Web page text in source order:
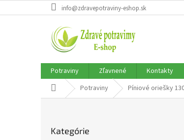
na
info@zdravepotraviny-eshop.sk
Potraviny Zľavnené
Kontakty
DomovPotraviny Píniové oriešky
kategórie
Kategórie